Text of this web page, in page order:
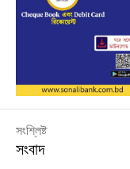
সংশ্লিষ্ট
সংবাদ